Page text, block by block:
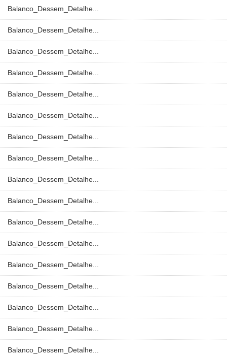
Balanco_Dessem_Detalhe...
Balanco_Dessem_Detalhe...
Balanco_Dessem_Detalhe...
Balanco_Dessem_Detalhe...
Balanco_Dessem_Detalhe...
Balanco_Dessem_Detalhe...
Balanco_Dessem_Detalhe...
Balanco_Dessem_Detalhe...
Balanco_Dessem_Detalhe...
Balanco_Dessem_Detalhe...
Balanco_Dessem_Detalhe...
Balanco_Dessem_Detalhe...
Balanco_Dessem_Detalhe...
Balanco_Dessem_Detalhe...
Balanco_Dessem_Detalhe...
Balanco_Dessem_Detalhe...
Balanco_Dessem_Detalhe...